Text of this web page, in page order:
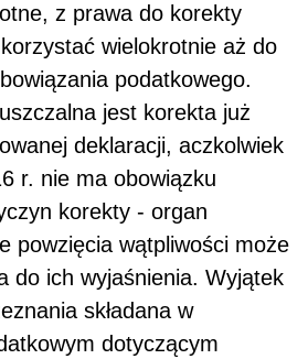
z prawa do korekty
wielokrotnie aż do
podatkowego.
jest korekta już
deklaracji, aczkolwiek
r. nie ma obowiązku
korekty - organ
powzięcia wątpliwości może
do ich wyjaśnienia. Wyjątek
składana w
dotyczącym